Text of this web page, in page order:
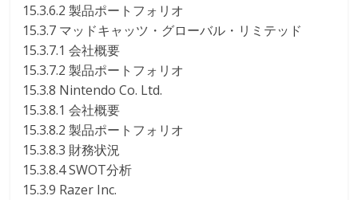
15.3.6.2 製品ポートフォリオ
15.3.7 マッドキャッツ・グローバル・リミテッド
15.3.7.1 会社概要
15.3.7.2 製品ポートフォリオ
15.3.8 Nintendo Co. Ltd.
15.3.8.1 会社概要
15.3.8.2 製品ポートフォリオ
15.3.8.3 財務状況
15.3.8.4 SWOT分析
15.3.9 Razer Inc.